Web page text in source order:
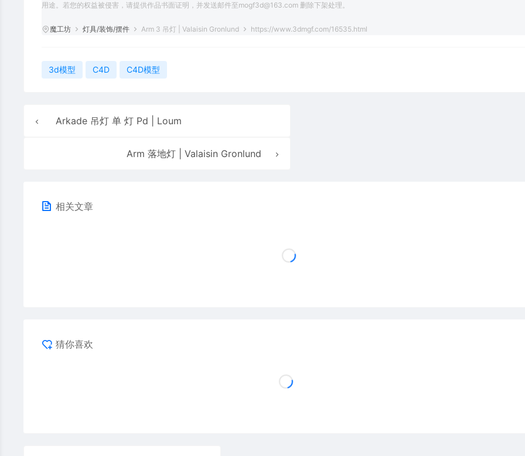
用途。若您的权益被侵害，请提供作品书面证明，并发送邮件至mogf3d@163.com 删除下架处理。
魔工坊 灯具/装饰/摆件 Arm 3 吊灯 | Valaisin Gronlund https://www.3dmgf.com/16535.html
3d模型 C4D C4D模型
Arkade 吊灯 单 灯 Pd | Loum
Arm 落地灯 | Valaisin Gronlund
相关文章
猜你喜欢